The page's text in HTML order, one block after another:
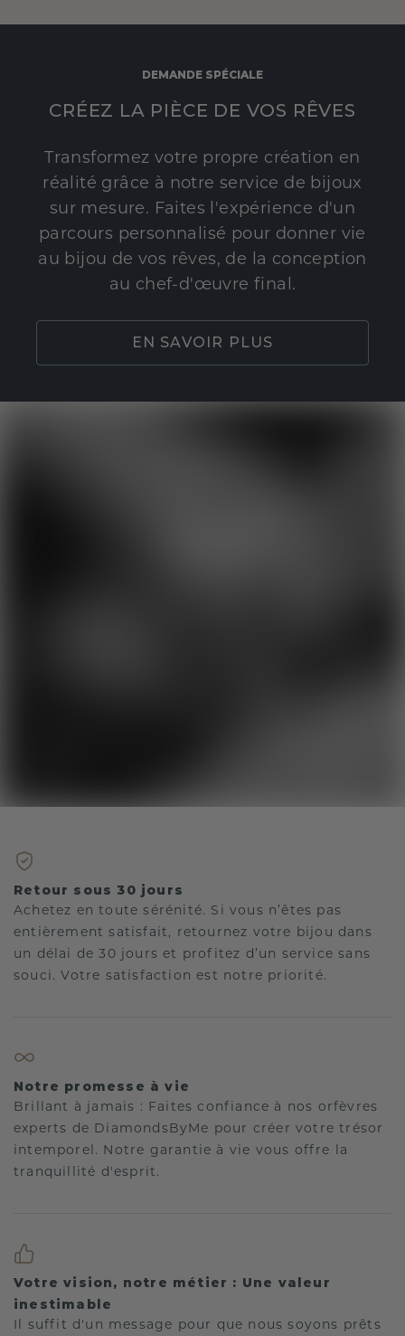
DEMANDE SPÉCIALE
CRÉEZ LA PIÈCE DE VOS RÊVES
Transformez votre propre création en
réalité grâce à notre service de bijoux
sur mesure. Faites l'expérience d'un
parcours personnalisé pour donner vie
au bijou de vos rêves, de la conception
au chef-d'œuvre final.
EN SAVOIR PLUS
Retour sous 30 jours
Achetez en toute sérénité. Si vous n’êtes pas
entièrement satisfait, retournez votre bijou dans
un délai de 30 jours et profitez d’un service sans
souci. Votre satisfaction est notre priorité.
Notre promesse à vie
Brillant à jamais : Faites confiance à nos orfèvres
experts de DiamondsByMe pour créer votre trésor
intemporel. Notre garantie à vie vous offre la
tranquillité d'esprit.
Votre vision, notre métier : Une valeur
inestimable
Il suffit d'un message pour que nous soyons prêts